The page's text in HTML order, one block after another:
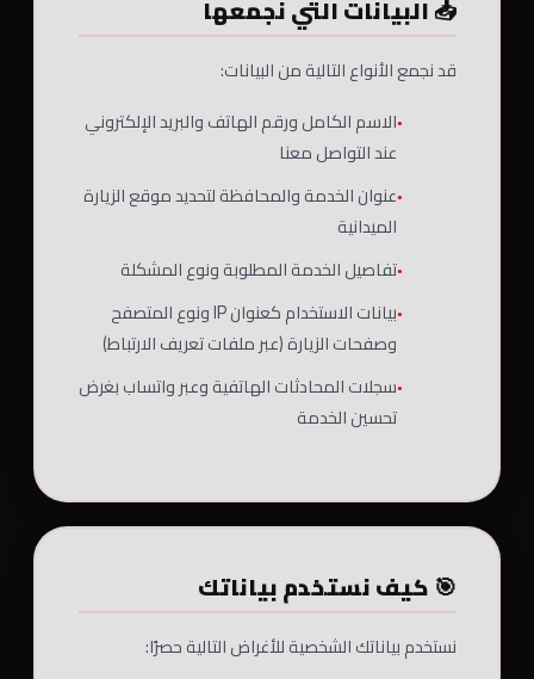
📥 البيانات التي نجمعها
قد نجمع الأنواع التالية من البيانات:
الاسم الكامل ورقم الهاتف والبريد الإلكتروني
عند التواصل معنا
عنوان الخدمة والمحافظة لتحديد موقع الزيارة
الميدانية
تفاصيل الخدمة المطلوبة ونوع المشكلة
بيانات الاستخدام كعنوان IP ونوع المتصفح
وصفحات الزيارة (عبر ملفات تعريف الارتباط)
سجلات المحادثات الهاتفية وعبر واتساب بغرض
تحسين الخدمة
🎯 كيف نستخدم بياناتك
نستخدم بياناتك الشخصية للأغراض التالية حصرًا: